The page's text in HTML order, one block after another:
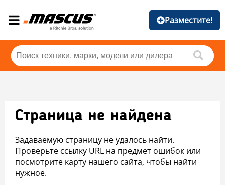
Разместите!
Страница не найдена
Задаваемую страницу не удалось найти.
Проверьте ссылку URL на предмет ошибок или
посмотрите карту нашего сайта, чтобы найти
нужное.